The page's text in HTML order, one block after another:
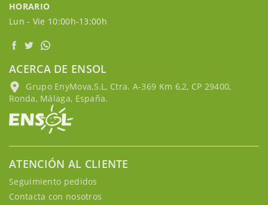
HORARIO
Lun - Vie 10:00h-13:00h
ACERCA DE ENSOL
Grupo EnyMova,S.L, Ctra. A-369 Km 6,2, CP 29400,
Ronda, Málaga, España.
ATENCIÓN AL CLIENTE
Seguimiento pedidos
Contacta con nosotros